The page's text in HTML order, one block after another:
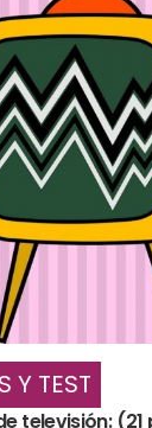
Y TEST
televisión: